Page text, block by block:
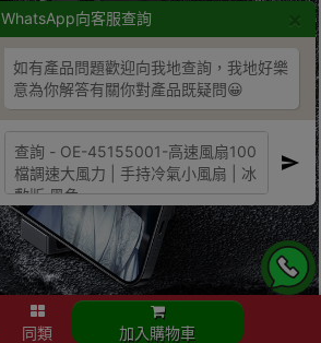
WhatsApp向客服查詢
如有產品問題歡迎向我地查詢，我地好樂
意為你解答有關你對產品既疑問😀
同類 加入購物車